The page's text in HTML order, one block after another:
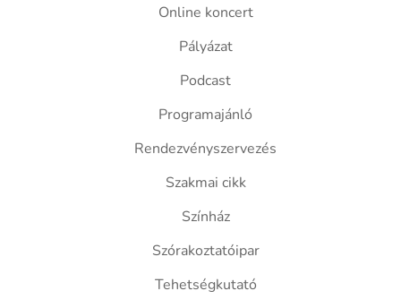
Online koncert
Pályázat
Podcast
Programajánló
Rendezvényszervezés
Szakmai cikk
Színház
Szórakoztatóipar
Tehetségkutató